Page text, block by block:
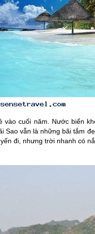
vào cuối năm. Nước biển
Sao vẫn là những bãi tắm
đi, nhưng trời nhanh có